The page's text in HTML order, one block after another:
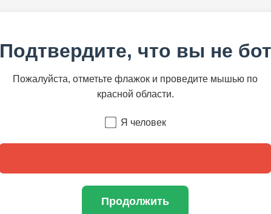
Подтвердите, что вы не бот
Пожалуйста, отметьте флажок и проведите мышью по
красной области.
Я человек
Продолжить